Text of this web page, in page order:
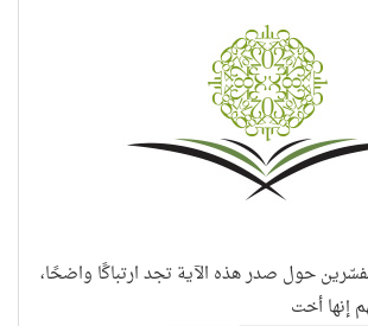
حول صدر هذه الآية تجد ارتباكًا واضحًا،
إنها أخت